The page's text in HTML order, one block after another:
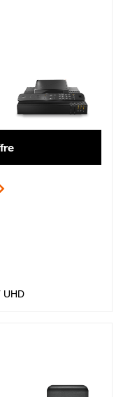
Lite Fibre
UHD
par mois, Engagement 12 mois